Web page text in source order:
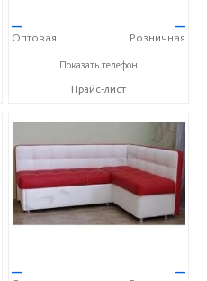
—
Оптовая
—
Розничная
+7 (910) 652-89-53 Александра
Показать телефон
Прайс-лист
— —